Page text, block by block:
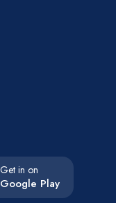
Get in on
Google Play